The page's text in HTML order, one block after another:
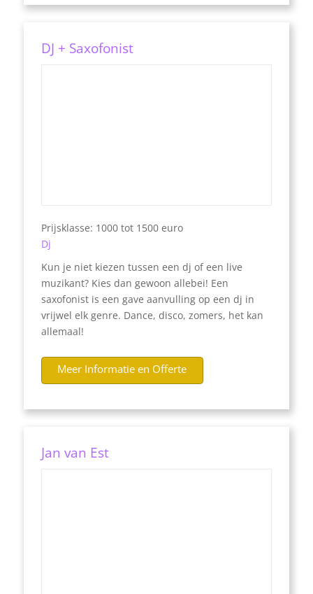
DJ + Saxofonist
Prijsklasse: 1000 tot 1500 euro
Dj
Kun je niet kiezen tussen een dj of een live
muzikant? Kies dan gewoon allebei! Een
saxofonist is een gave aanvulling op een dj in
vrijwel elk genre. Dance, disco, zomers, het kan
allemaal!
Meer Informatie en Offerte
Jan van Est